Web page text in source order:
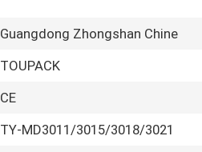
Guangdong Zhongshan Chine
TOUPACK
CE
TY-MD3011/3015/3018/3021